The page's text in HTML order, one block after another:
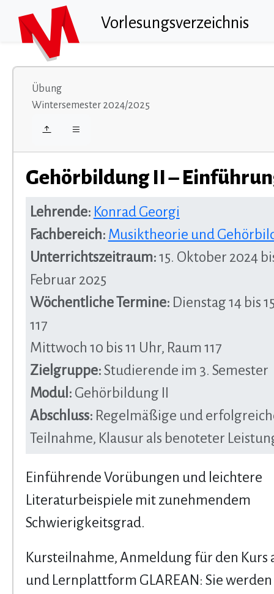
Vorlesungsverzeichnis
Übung
Wintersemester 2024/2025
Gehörbildung II –
Lehrende: Konrad Georgi
Fachbereich: Musiktheorie und
Unterrichtszeitraum: 15. Oktober 2024
Februar 2025
Wöchentliche Termine: Dienstag 14 bis
117
Mittwoch 10 bis 11 Uhr, Raum 117
Zielgruppe: Studierende im 3. Semester
Modul: Gehörbildung II
Abschluss: Regelmäßige und
Teilnahme, Klausur als benoteter
Einführende Vorübungen und leichtere
Literaturbeispiele mit zunehmendem
Schwierigkeitsgrad.
Kursteilnahme, Anmeldung für den Kurs
und Lernplattform GLAREAN: Sie